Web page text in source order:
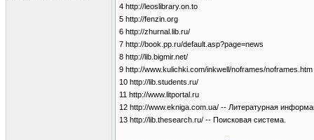
4 http://leoslibrary.on.to
5 http://fenzin.org
6 http://zhurnal.lib.ru/
7 http://book.pp.ru/default.asp?page=news
8 http://lib.bigmir.net/
9 http://www.kulichki.com/inkwell/noframes/noframes.htm
10 http://lib.students.ru/
11 http://www.litportal.ru
12 http://www.ekniga.com.ua/ -- Литературная
13 http://lib.thesearch.ru/ -- Поисковая система.